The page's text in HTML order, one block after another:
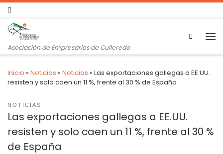
Asociación de Empresarios de Culleredo
Search
Inicio »Noticias »Noticias »Las exportaciones gallegas a EE.UU.
resisten y solo caen un 11 %, frente al 30 % de España
NOTICIAS
Las exportaciones gallegas a EE.UU.
resisten y solo caen un 11 %, frente al 30 %
de España